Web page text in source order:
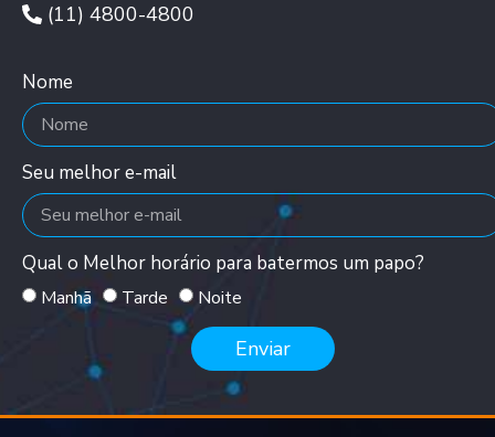
(11) 4800-4800
Nome
Seu melhor e-mail
Qual o Melhor horário para batermos um papo?
Manhã Tarde Noite
Enviar